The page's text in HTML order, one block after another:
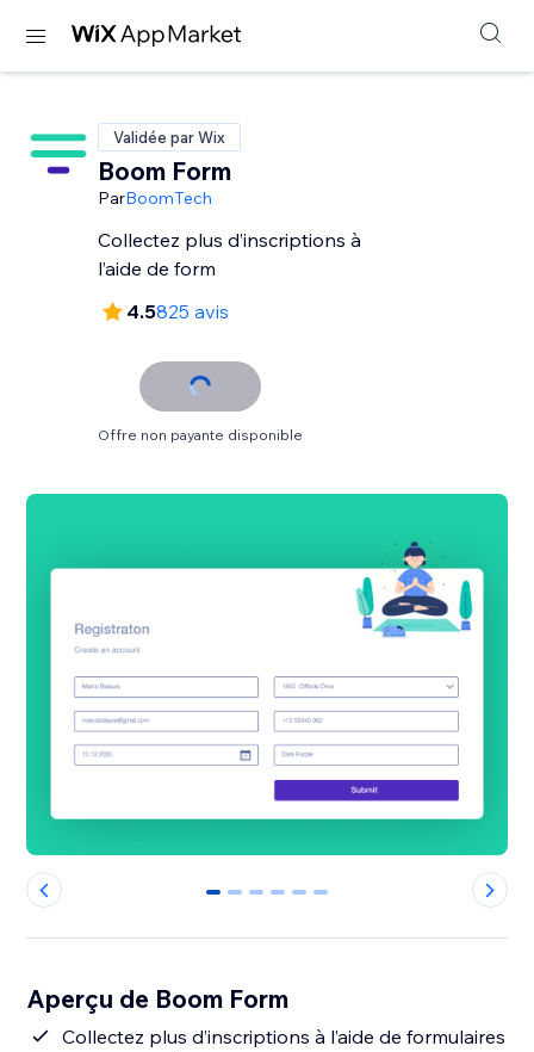
Validée par Wix
Boom Form
ParBoomTech
Collectez plus d’inscriptions à
l’aide de form
4.5825 avis
Offre non payante disponible
0 1 2 3 4 5
Aperçu de Boom Form
Collectez plus d’inscriptions à l’aide de formulaires